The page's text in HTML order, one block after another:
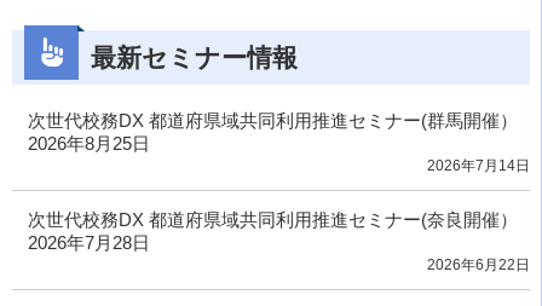
最新セミナー情報
次世代校務DX 都道府県域共同利用推進セミナー(群馬開催）
2026年8月25日
2026年7月14日
次世代校務DX 都道府県域共同利用推進セミナー(奈良開催）
2026年7月28日
2026年6月22日